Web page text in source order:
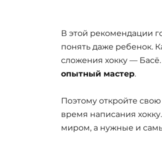
В этой рекомендации
понять даже ребенок.
сложения хокку —
опытный мастер.
Поэтому откройте
время написания
миром, а нужные и